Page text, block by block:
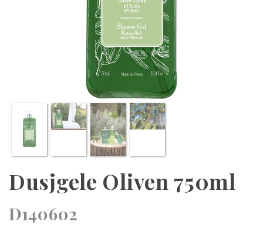
Dusjgele Oliven 750ml
D140602